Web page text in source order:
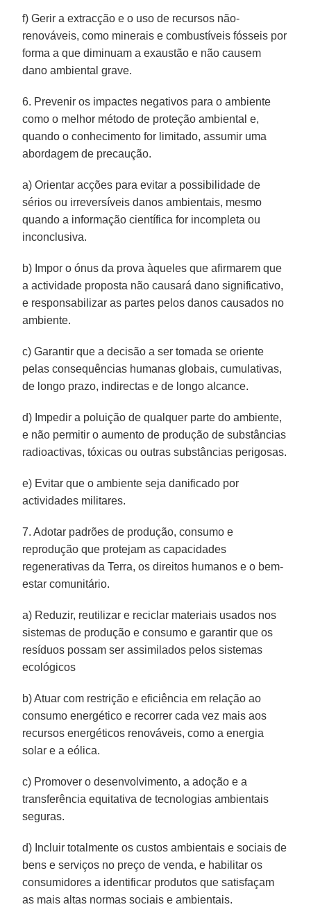
f) Gerir a extracção e o uso de recursos não-
renováveis, como minerais e combustíveis fósseis por
forma a que diminuam a exaustão e não causem
dano ambiental grave.
6. Prevenir os impactes negativos para o ambiente
como o melhor método de proteção ambiental e,
quando o conhecimento for limitado, assumir uma
abordagem de precaução.
a) Orientar acções para evitar a possibilidade de
sérios ou irreversíveis danos ambientais, mesmo
quando a informação científica for incompleta ou
inconclusiva.
b) Impor o ónus da prova àqueles que afirmarem que
a actividade proposta não causará dano significativo,
e responsabilizar as partes pelos danos causados no
ambiente.
c) Garantir que a decisão a ser tomada se oriente
pelas consequências humanas globais, cumulativas,
de longo prazo, indirectas e de longo alcance.
d) Impedir a poluição de qualquer parte do ambiente,
e não permitir o aumento de produção de substâncias
radioactivas, tóxicas ou outras substâncias perigosas.
e) Evitar que o ambiente seja danificado por
actividades militares.
7. Adotar padrões de produção, consumo e
reprodução que protejam as capacidades
regenerativas da Terra, os direitos humanos e o bem-
estar comunitário.
a) Reduzir, reutilizar e reciclar materiais usados nos
sistemas de produção e consumo e garantir que os
resíduos possam ser assimilados pelos sistemas
ecológicos
b) Atuar com restrição e eficiência em relação ao
consumo energético e recorrer cada vez mais aos
recursos energéticos renováveis, como a energia
solar e a eólica.
c) Promover o desenvolvimento, a adoção e a
transferência equitativa de tecnologias ambientais
seguras.
d) Incluir totalmente os custos ambientais e sociais de
bens e serviços no preço de venda, e habilitar os
consumidores a identificar produtos que satisfaçam
as mais altas normas sociais e ambientais.